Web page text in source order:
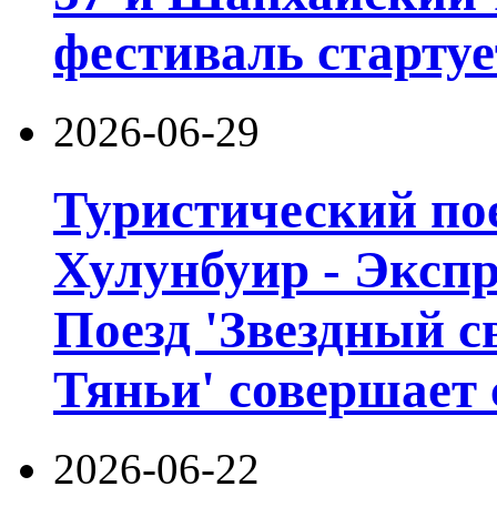
фестиваль
2026-06-29
Туристический
Хулунбуир -
Поезд 'Звездный
Тяньи' совершает
2026-06-22